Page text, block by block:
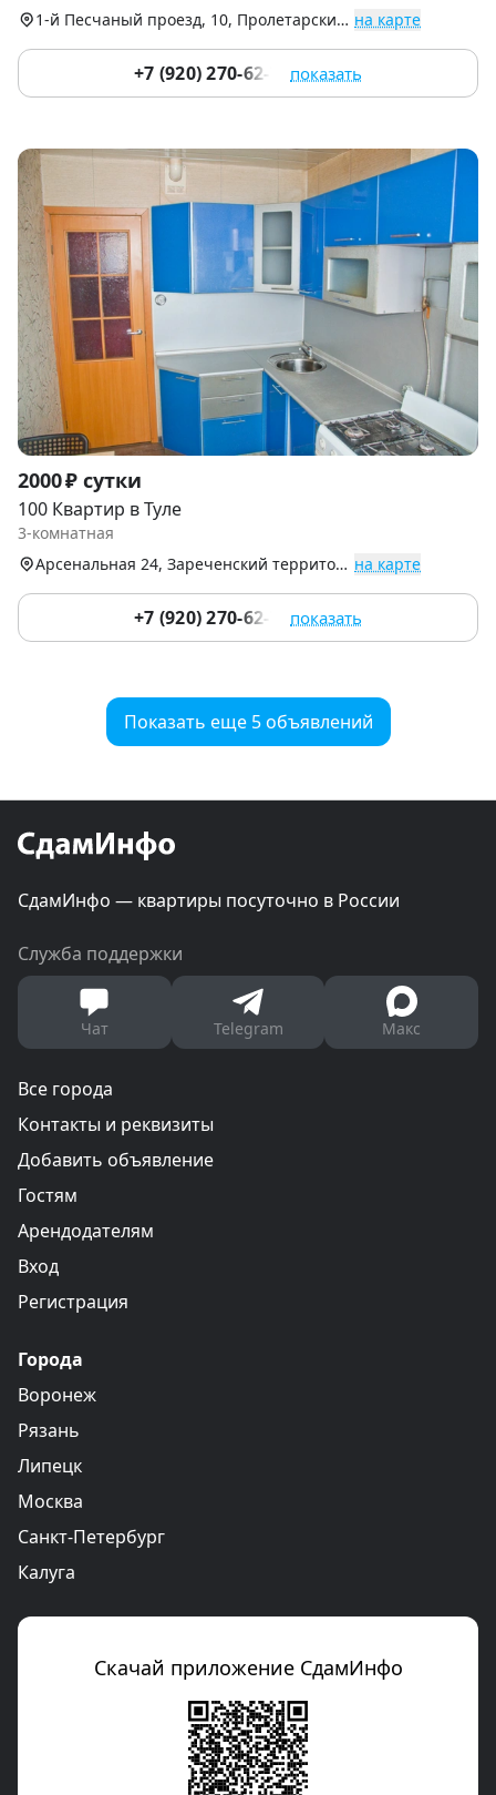
1-й Песчаный проезд, 10, Пролетарский территориальный округ (Чулковский) на карте
+7 (920) 270-62-70 показать
Item
1
of
2000 ₽ сутки
100 Квартир в Туле
3-комнатная
Арсенальная 24, Зареченский территориальный округ на карте
+7 (920) 270-62-70 показать
Показать еще 5 объявлений
СдамИнфо — квартиры посуточно в России
Служба поддержки
Чат Telegram Макс
Все города
Контакты и реквизиты
Добавить объявление
Гостям
Арендодателям
Вход
Регистрация
Города
Воронеж
Рязань
Липецк
Москва
Санкт-Петербург
Калуга
Скачай приложение СдамИнфо